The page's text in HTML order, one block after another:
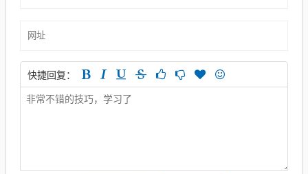
快捷回复：